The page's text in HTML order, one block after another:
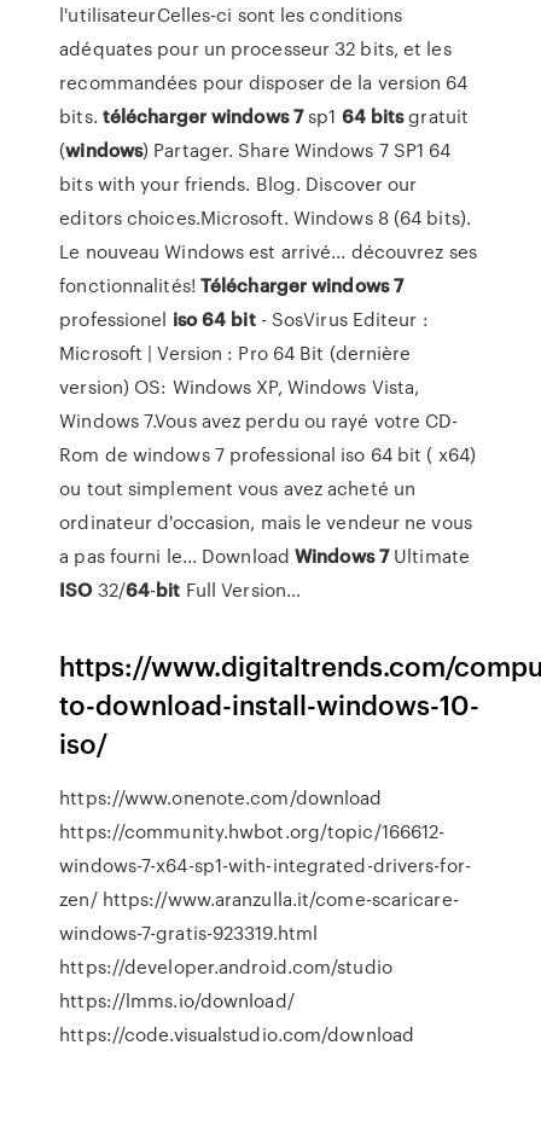
l'utilisateurCelles-ci sont les conditions
adéquates pour un processeur 32 bits, et les
recommandées pour disposer de la version 64
bits. téléchargerwindows 7sp1 64 bitsgratuit
(windows) Partager. Share Windows 7 SP1 64
bits with your friends. Blog. Discover our
editors choices.Microsoft. Windows 8 (64 bits).
Le nouveau Windows est arrivé... découvrez ses
fonctionnalités! Téléchargerwindows7
professionel iso64 bit- SosVirus Editeur :
Microsoft | Version : Pro 64 Bit (dernière
version) OS: Windows XP, Windows Vista,
Windows 7.Vous avez perdu ou rayé votre CD-
Rom de windows 7 professional iso 64 bit ( x64)
ou tout simplement vous avez acheté un
ordinateur d'occasion, mais le vendeur ne vous
a pas fourni le... DownloadWindows 7Ultimate
ISO 32/64-bit Full Version…
https://www.digitaltrends.com/
to-download-install-windows-10-
iso/
https://www.onenote.com/download
https://community.hwbot.org/topic/166612-
windows-7-x64-sp1-with-integrated-drivers-for-
zen/ https://www.aranzulla.it/come-scaricare-
windows-7-gratis-923319.html
https://developer.android.com/studio
https://lmms.io/download/
https://code.visualstudio.com/download